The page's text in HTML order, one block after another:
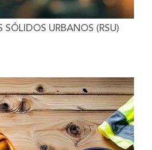
SÓLIDOS URBANOS (RSU)